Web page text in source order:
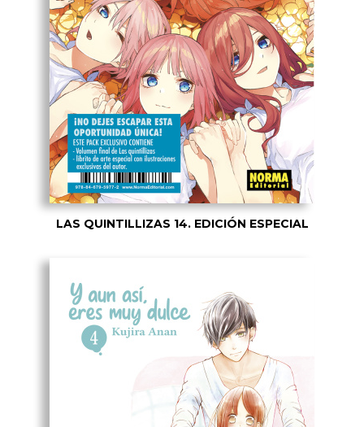
LAS QUINTILLIZAS 14. EDICIÓN ESPECIAL